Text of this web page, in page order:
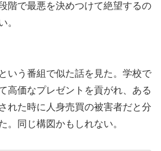
階で最悪を決めつけて絶望するの
。
いう番組で似た話を見た。学校で
高価なプレゼントを貢がれ、ある
れた時に人身売買の被害者だと分
。同じ構図かもしれない。